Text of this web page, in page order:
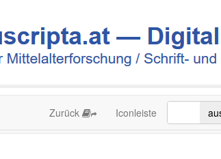
Zurück Iconleiste
an